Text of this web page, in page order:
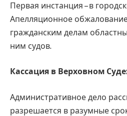
Первая инстанция – в
Апелляционное
гражданским делам
ним судов.
Кассация в Верховном
Административное дело
разрешается в разумные